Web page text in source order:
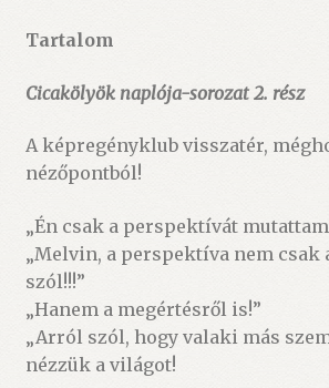
Tartalom
Cicakölyök naplója-sorozat 2. rész
A képregényklub visszatér,
nézőpontból!
„Én csak a perspektívát
„Melvin, a perspektíva nem csak
szól!!!”
„Hanem a megértésről is!”
„Arról szól, hogy valaki más
nézzük a világot!